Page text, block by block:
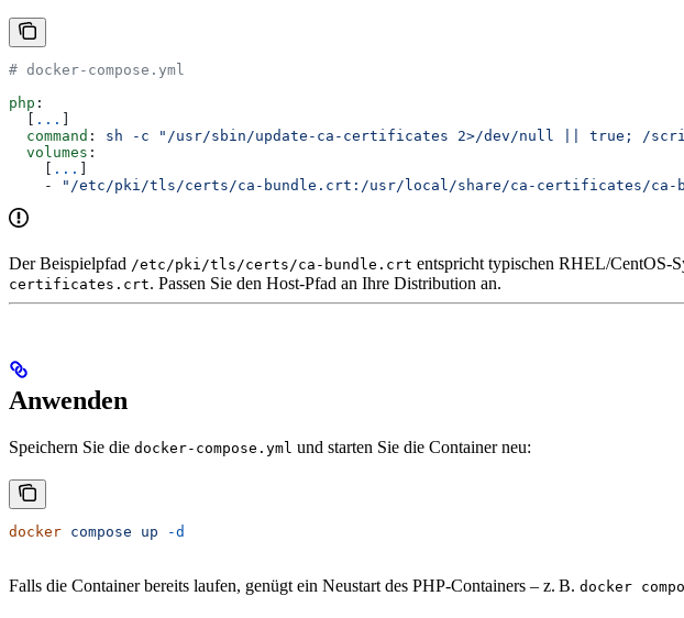
# docker-compose.yml
php :
...
  command
: sh -c "/usr/sbin/update-ca-certificates 2>/dev/null || true; /
  volumes
:
...
    -
"/etc/pki/tls/certs/ca-bundle.crt:/usr/local/share/ca-certificates/ca-
Der Beispielpfad /etc/pki/tls/certs/ca-bundle.crt entspricht typischen RHEL/CentOS-
certificates.crt. Passen Sie den Host-Pfad an Ihre Distribution an.
Anwenden
Speichern Sie die docker-compose.yml und starten Sie die Container neu:
docker compose up -d
Falls die Container bereits laufen, genügt ein Neustart des PHP-Containers – z. B. docker